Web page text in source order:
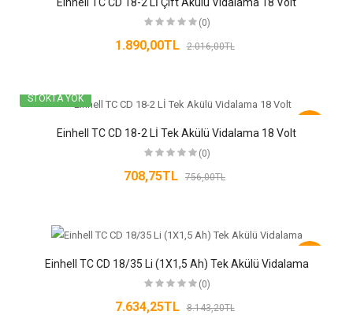
(0)
1.890,00TL 2.016,00TL
STOKTA YOK
Einhell TC CD 18-2 Lİ Tek Akülü Vidalama 18 Volt
(0)
708,75TL 756,00TL
Einhell TC CD 18/35 Li (1X1,5 Ah) Tek Akülü Vidalama
(0)
7.634,25TL 8.143,20TL